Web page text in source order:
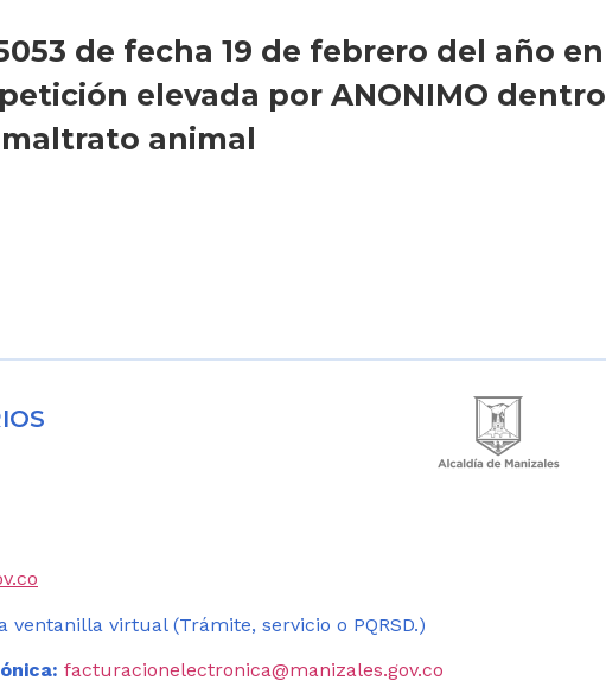
de fecha 19 de febrero del año en
elevada por ANONIMO dentro
maltrato animal
virtual (Trámite, servicio o PQRSD.)
facturacionelectronica@manizales.gov.co